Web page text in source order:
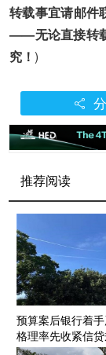
转载事宜请邮件
——无论直接转
究！)

推荐阅读
预算案后银行着
格理率先收紧信
应或使首置者“上